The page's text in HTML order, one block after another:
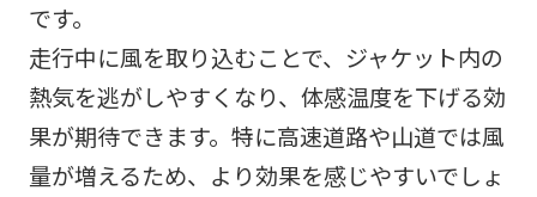
です。
走行中に風を取り込むことで、ジャケット内の
熱気を逃がしやすくなり、体感温度を下げる効
果が期待できます。特に高速道路や山道では風
量が増えるため、より効果を感じやすいでしょ